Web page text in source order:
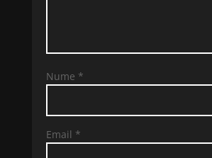
Nume *
Email *